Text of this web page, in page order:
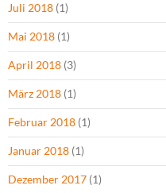
Juli 2018 (1)
Mai 2018 (1)
April 2018 (3)
März 2018 (1)
Februar 2018 (1)
Januar 2018 (1)
Dezember 2017 (1)